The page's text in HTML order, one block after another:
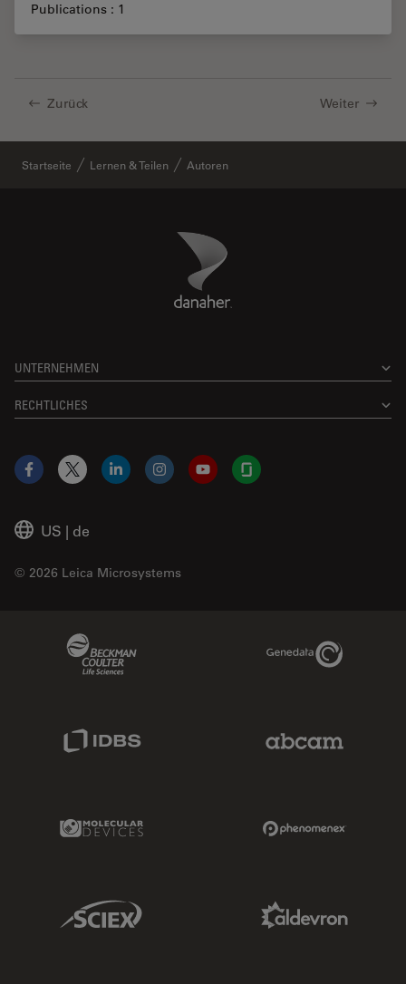
Publications : 1
Zurück Weiter
Startseite Lernen & Teilen Autoren
Danaher Logo
UNTERNEHMEN
RECHTLICHES
US | de
© 2026 Leica Microsystems
Facebook
X LinkedInInstagramYouTubeGlassdoor
Genedata Link
Molecular Devices Link
Sciex Link